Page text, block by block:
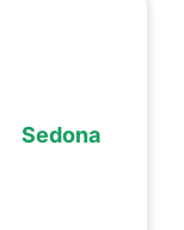
Sedona